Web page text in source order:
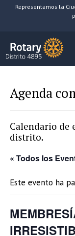
SaltarRepresentamos la
Agenda
Calendario de
distrito.
« Todos los
Este evento ha